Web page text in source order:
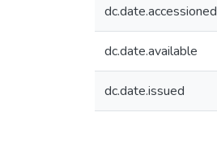
dc.date.accessioned
dc.date.available
dc.date.issued